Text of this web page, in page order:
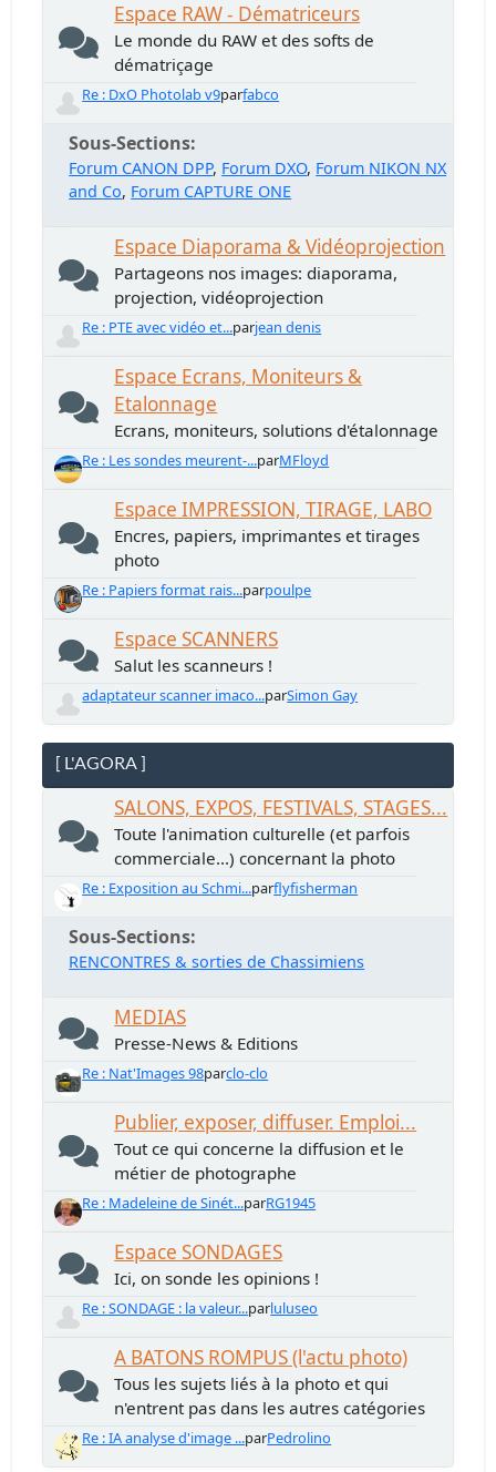
Espace RAW - Dématriceurs
Le monde du RAW et des softs de
dématriçage
Re : DxO Photolab v9parfabco
Sous-Sections
Forum CANON DPP Forum DXO Forum NIKON NX
and Co Forum CAPTURE ONE
Espace Diaporama & Vidéoprojection
Partageons nos images: diaporama,
projection, vidéoprojection
Re : PTE avec vidéo et...parjean denis
Espace Ecrans, Moniteurs &
Etalonnage
Ecrans, moniteurs, solutions d'étalonnage
Re : Les sondes meurent-...parMFloyd
Espace IMPRESSION, TIRAGE, LABO
Encres, papiers, imprimantes et tirages
photo
Re : Papiers format rais...parpoulpe
Espace SCANNERS
Salut les scanneurs !
adaptateur scanner imaco...parSimon Gay
[ L'AGORA ]
SALONS, EXPOS, FESTIVALS, STAGES...
Toute l'animation culturelle (et parfois
commerciale...) concernant la photo
Re : Exposition au Schmi...parflyfisherman
Sous-Sections
RENCONTRES & sorties de Chassimiens
MEDIAS
Presse-News & Editions
Re : Nat'Images 98parclo-clo
Publier, exposer, diffuser. Emploi...
Tout ce qui concerne la diffusion et le
métier de photographe
Re : Madeleine de Sinét...parRG1945
Espace SONDAGES
Ici, on sonde les opinions !
Re : SONDAGE : la valeur...parluluseo
A BATONS ROMPUS (l'actu photo)
Tous les sujets liés à la photo et qui
n'entrent pas dans les autres catégories
Re : IA analyse d'image ...parPedrolino